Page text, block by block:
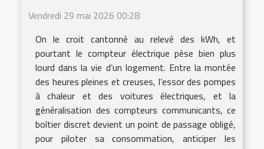
Vendredi 29 mai 2026 00:28
On le croit cantonné au relevé des kWh, et
pourtant le compteur électrique pèse bien plus
lourd dans la vie d’un logement. Entre la montée
des heures pleines et creuses, l’essor des pompes
à chaleur et des voitures électriques, et la
généralisation des compteurs communicants, ce
boîtier discret devient un point de passage obligé,
pour piloter sa consommation, anticiper les